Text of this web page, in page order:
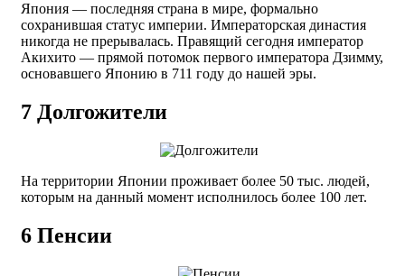
Япония — последняя страна в мире, формально
сохранившая статус империи. Императорская династия
никогда не прерывалась. Правящий сегодня император
Акихито — прямой потомок первого императора Дзимму,
основавшего Японию в 711 году до нашей эры.
7 Долгожители
На территории Японии проживает более 50 тыс. людей,
которым на данный момент исполнилось более 100 лет.
6 Пенсии